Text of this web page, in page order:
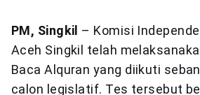
PM, Singkil – Komisi
Aceh Singkil telah
Baca Alquran yang diikuti
calon legislatif. Tes tersebut